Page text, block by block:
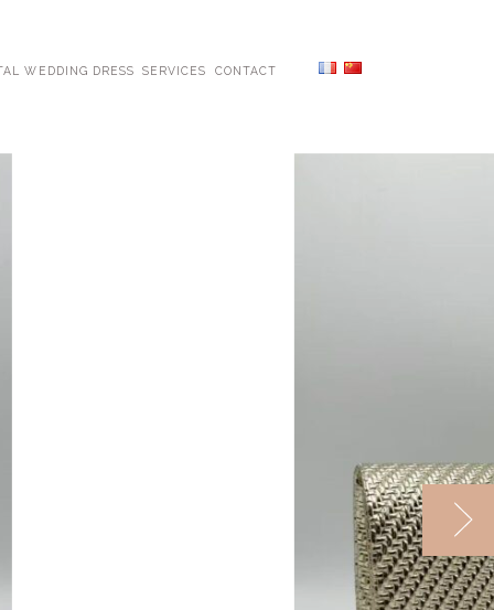
WEDDING DRESS SERVICES CONTACT